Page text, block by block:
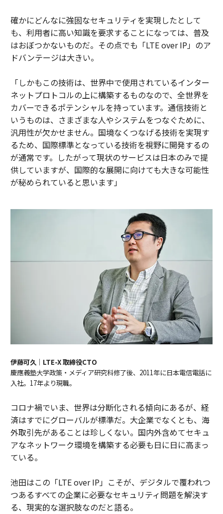
確かにどんなに強固なセキュリティを実現したとして
も、利用者に高い知識を要求することになっては、普及
はおぼつかないものだ。その点でも「LTE over IP」のア
ドバンテージは大きい。
「しかもこの技術は、世界中で使用されているインター
ネットプロトコルの上に構築するものなので、全世界を
カバーできるポテンシャルを持っています。通信技術と
いうものは、さまざまな人やシステムをつなぐために、
汎用性が欠かせません。国境なくつなげる技術を実現す
るため、国際標準となっている技術を視野に開発するの
が通常です。したがって現状のサービスは日本のみで提
供していますが、国際的な展開に向けても大きな可能性
が秘められていると思います」
伊藤可久｜LTE-X 取締役CTO
慶應義塾大学政策・メディア研究科修了後、2011年に日本電信電話に
入社。17年より現職。
コロナ禍でいま、世界は分断化される傾向にあるが、経
済はすでにグローバルが標準だ。大企業でなくとも、海
外取引先があることは珍しくない。国内外含めてセキュ
アなネットワーク環境を構築する必要も日に日に高まっ
ている。
池田はこの「LTE over IP」こそが、デジタルで覆われつ
つあるすべての企業に必要なセキュリティ問題を解決す
る、現実的な選択肢なのだと語る。